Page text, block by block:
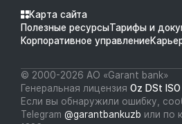
Карта сайта
Полезные ресурсыТарифы и
Корпоративное управление
© 2000-2026 АО «Garant bank»
Генеральная лицензия Oz DSt
Если вы обнаружили ошибку,
Telegram @garantbankuzb или по